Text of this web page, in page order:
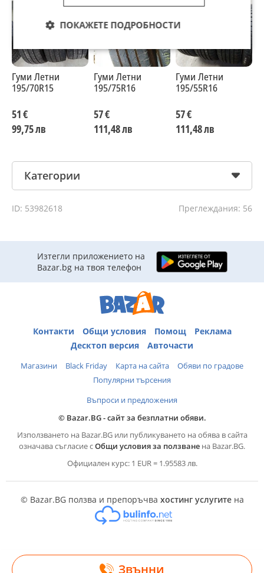
Гуми Летни
195/70R15
51 €
99,75 лв
Гуми Летни
195/75R16
57 €
111,48 лв
Гуми Летни
195/55R16
57 €
111,48 лв
Категории
ID: 53982618 Преглеждания: 56
Звънни
Изтегли приложението на
Bazar.bg на твоя телефон
Контакти Общи условия Помощ
Реклама
Десктоп версия
Авточасти
Магазини Black Friday Карта на сайта
Обяви по градове
Популярни търсения
Въпроси и предложения
© Bazar.BG - сайт за безплатни обяви.
Използването на Bazar.BG или публикуването на обява в сайта
означава съгласие сОбщи условия за ползване на Bazar.BG.
Официален курс: 1 EUR = 1.95583 лв.
© Bazar.BG ползва и препоръчва хостинг услугитена
ПОКАЖЕТЕ ПОДРОБНОСТИ